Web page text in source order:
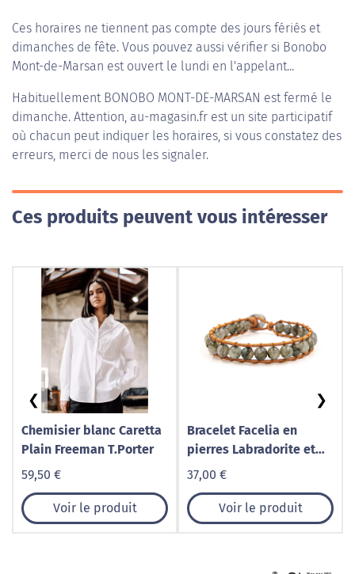
Ces horaires ne tiennent pas compte des jours fériés et
dimanches de fête. Vous pouvez aussi vérifier si Bonobo
Mont-de-Marsan est ouvert le lundi en l'appelant...
Habituellement BONOBO MONT-DE-MARSAN est fermé le
dimanche. Attention, au-magasin.fr est un site participatif
où chacun peut indiquer les horaires, si vous constatez des
erreurs, merci de nous les signaler.
Ces produits peuvent vous intéresser
Chemisier blanc Caretta
Plain Freeman T.Porter
59,50 €
Voir le produit
Bracelet Facelia en
pierres Labradorite et
cuir véritable
37,00 €
Voir le produit
❮ ❯